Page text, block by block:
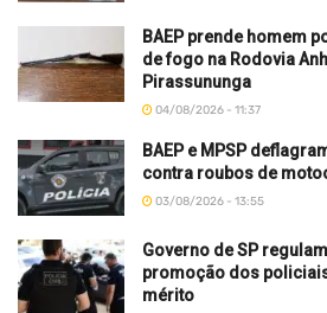
BAEP prende homem
de fogo na Rodovia
Pirassununga
04/08/2026 - 11:37
BAEP e MPSP
contra roubos de
03/08/2026 - 13:55
Governo de SP
promoção dos
mérito